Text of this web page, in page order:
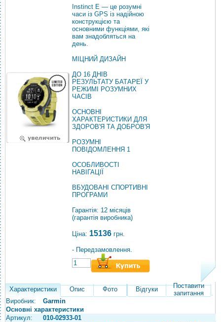
Instinct E — це розумні
часи із GPS із надійною
конструкцією та
основними функціями, які
вам знадобляться на
день.
МІЦНИЙ ДИЗАЙН
ДО 16 ДНІВ
РЕЗУЛЬТАТУ БАТАРЕЇ У
РЕЖИМІ РОЗУМНИХ
ЧАСІВ
ОСНОВНІ
ХАРАКТЕРИСТИКИ ДЛЯ
ЗДОРОВ'Я ТА ДОБРОВ'Я
РОЗУМНІ
ПОВІДОМЛЕННЯ 1
ОСОБЛИВОСТІ
НАВІГАЦІЇ
ВБУДОВАНІ СПОРТИВНІ
ПРОГРАМИ
Гарантія: 12 місяців
(гарантія виробника)
Ціна: 15136 грн.
- Передзамовлення.
Характеристики Опис Фото Відгуки
Поставити
запитання
Виробник:
Garmin
Основні характеристики
Артикул:
010-02933-01